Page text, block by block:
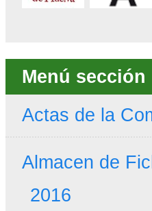
Menú sección
Actas de la
Almacen de
2016